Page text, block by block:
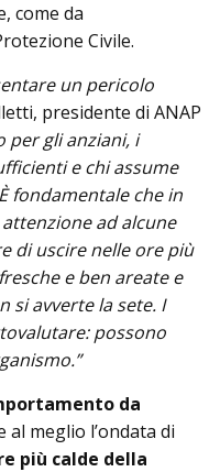
come da
Civile.
un pericolo
presidente di ANAP
gli anziani, i
e chi assume
fondamentale che in
ad alcune
di uscire nelle ore più
e ben areate e
si avverte la sete. I
possono
da
meglio l’ondata di
più calde della